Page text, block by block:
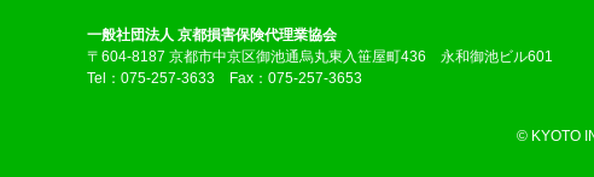
一般社団法人 京都損害保険代理業協会
〒604-8187 京都市中京区御池通烏丸東入笹屋町436 永和御池ビル601
Tel：075-257-3633 Fax：075-257-3653
© KYOTO